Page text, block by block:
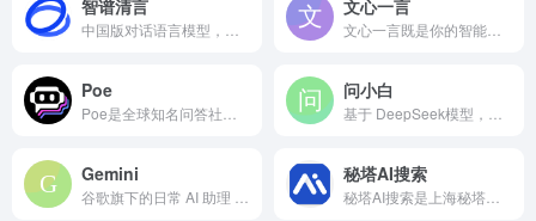
智谱清言 文心一言
Poe 问小白
Gemini 秘塔AI搜索